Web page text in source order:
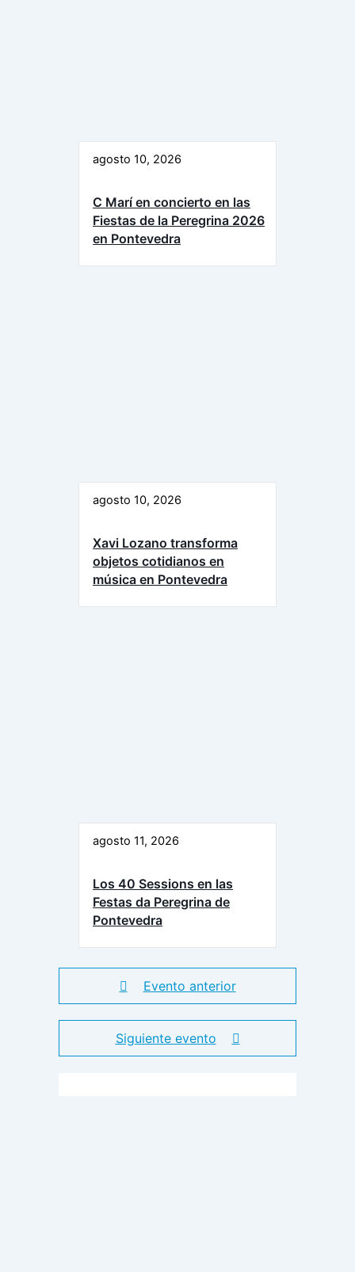
agosto 10, 2026
C Marí en concierto en las
Fiestas de la Peregrina 2026
en Pontevedra
agosto 10, 2026
Xavi Lozano transforma
objetos cotidianos en
música en Pontevedra
agosto 11, 2026
Los 40 Sessions en las
Festas da Peregrina de
Pontevedra
Evento anterior
Siguiente evento